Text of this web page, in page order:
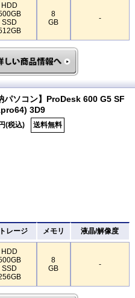
HDD
SSD
8
GB
-
パソコン】ProDesk 600 G5 SF
3D9
(税込) 送料無料
レージ メモリ 液晶/解像度
HDD
SSD
8
GB
-